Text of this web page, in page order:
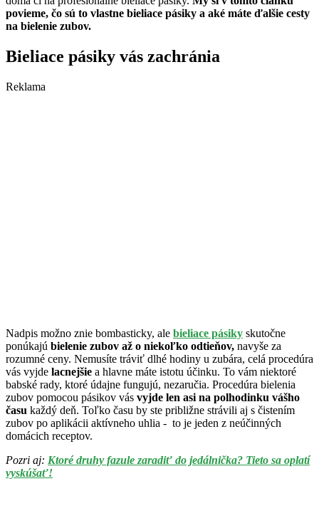
povieme, čo sú to vlastne bieliace pásiky a aké máte ďalšie cesty
na bielenie zubov.
Bieliace pásiky vás zachránia
Reklama
Nadpis možno znie bombasticky, ale bieliace pásiky skutočne
ponúkajú bielenie zubov až o niekoľko odtieňov, navyše za
rozumné ceny. Nemusíte tráviť dlhé hodiny u zubára, celá procedúra
vás vyjde lacnejšie a hlavne máte istotu účinku. To vám niektoré
babské rady, ktoré údajne fungujú, nezaručia. Procedúra bielenia
zubov pomocou pásikov vás vyjde len asi na polhodinku vášho
času každý deň. Toľko času by ste približne strávili aj s čistením
zubov po aplikácii aktívneho uhlia - to je jeden z neúčinných
domácich receptov.
Pozri aj: Ktoré druhy fazule zaradiť do jedálnička? Tieto sa oplatí
vyskúšať!